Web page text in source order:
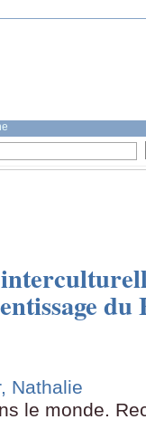
Nathalie
le monde.